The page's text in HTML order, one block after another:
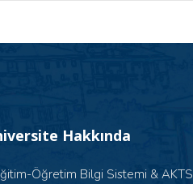
Hakkında
Öğretim Bilgi Sistemi & AKTS